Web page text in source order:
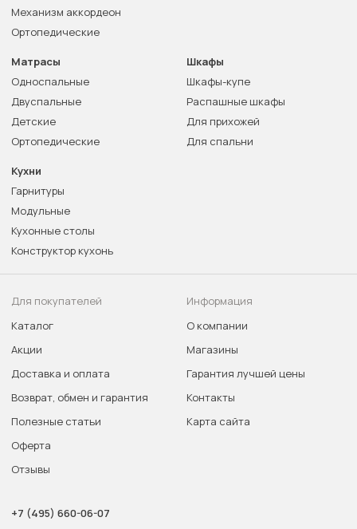
Механизм аккордеон
Ортопедические
Матрасы
Односпальные
Двуспальные
Детские
Ортопедические
Шкафы
Шкафы-купе
Распашные шкафы
Для прихожей
Для спальни
Кухни
Гарнитуры
Модульные
Кухонные столы
Конструктор кухонь
Для покупателей
Каталог
Акции
Доставка и оплата
Возврат, обмен и гарантия
Полезные статьи
Оферта
Отзывы
Информация
О компании
Магазины
Гарантия лучшей цены
Контакты
Карта сайта
+7 (495) 660-06-07